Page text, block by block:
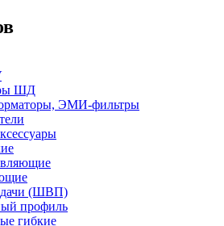
ШД
ЭМИ-фильтры
(ШВП)
профиль
гибкие